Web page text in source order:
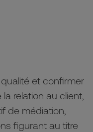
et confirmer
relation au client,
de médiation,
figurant au titre